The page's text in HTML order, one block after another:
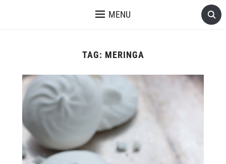
MENU
TAG: MERINGA